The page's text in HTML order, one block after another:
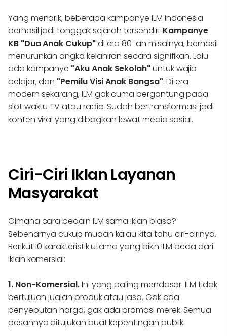
Yang menarik, beberapa kampanye ILM Indonesia
berhasil jadi tonggak sejarah tersendiri. Kampanye
KB "Dua Anak Cukup"di era 80-an misalnya, berhasil
menurunkan angka kelahiran secara signifikan. Lalu
ada kampanye "Aku Anak Sekolah"untuk wajib
belajar, dan "Pemilu Visi Anak Bangsa". Di era
modern sekarang, ILM gak cuma bergantung pada
slot waktu TV atau radio. Sudah bertransformasi jadi
konten viral yang dibagikan lewat media sosial.
Ciri-Ciri Iklan Layanan
Masyarakat
Gimana cara bedain ILM sama iklan biasa?
Sebenarnya cukup mudah kalau kita tahu ciri-cirinya.
Berikut 10 karakteristik utama yang bikin ILM beda dari
iklan komersial:
1. Non-Komersial.Ini yang paling mendasar. ILM tidak
bertujuan jualan produk atau jasa. Gak ada
penyebutan harga, gak ada promosi merek. Semua
pesannya ditujukan buat kepentingan publik.